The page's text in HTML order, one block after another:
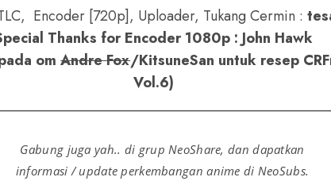
Encoder [720p], Uploader, Tukang Cermin :
Thanks for Encoder 1080p : John Hawk
omAndre Fox/KitsuneSan untuk resep
Vol.6)
Gabung juga yah.. di grup NeoShare, dan dapatkan
informasi / update perkembangan anime di NeoSubs.